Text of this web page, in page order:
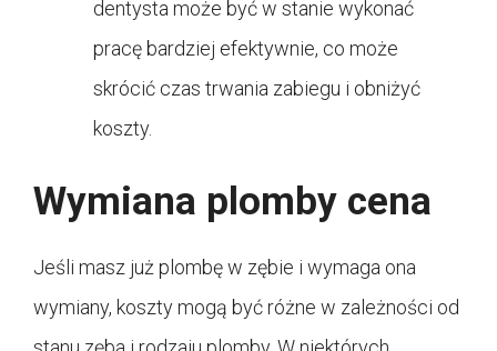
dentysta może być w stanie wykonać
pracę bardziej efektywnie, co może
skrócić czas trwania zabiegu i obniżyć
koszty.
Wymiana plomby cena
Jeśli masz już plombę w zębie i wymaga ona
wymiany, koszty mogą być różne w zależności od